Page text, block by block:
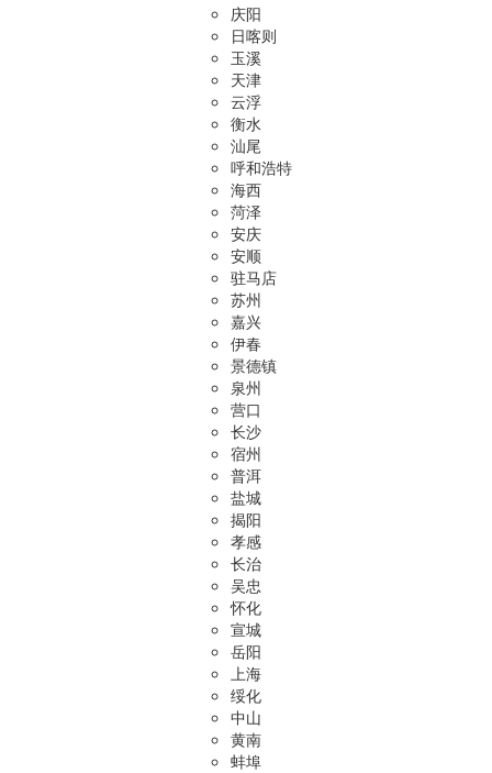
庆阳
日喀则
玉溪
天津
云浮
衡水
汕尾
呼和浩特
海西
菏泽
安庆
安顺
驻马店
苏州
嘉兴
伊春
景德镇
泉州
营口
长沙
宿州
普洱
盐城
揭阳
孝感
长治
吴忠
怀化
宣城
岳阳
上海
绥化
中山
黄南
蚌埠